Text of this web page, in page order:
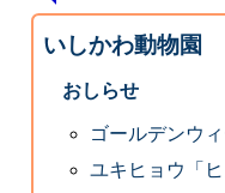
いしかわ動物園
おしらせ
ゴールデンウ
ユキヒョウ「